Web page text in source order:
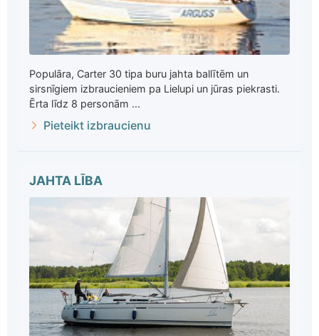
Populāra, Carter 30 tipa buru jahta ballītēm un
sirsnīgiem izbraucieniem pa Lielupi un jūras piekrasti.
Ērta līdz 8 personām ...
Pieteikt izbraucienu
JAHTA LĪBA